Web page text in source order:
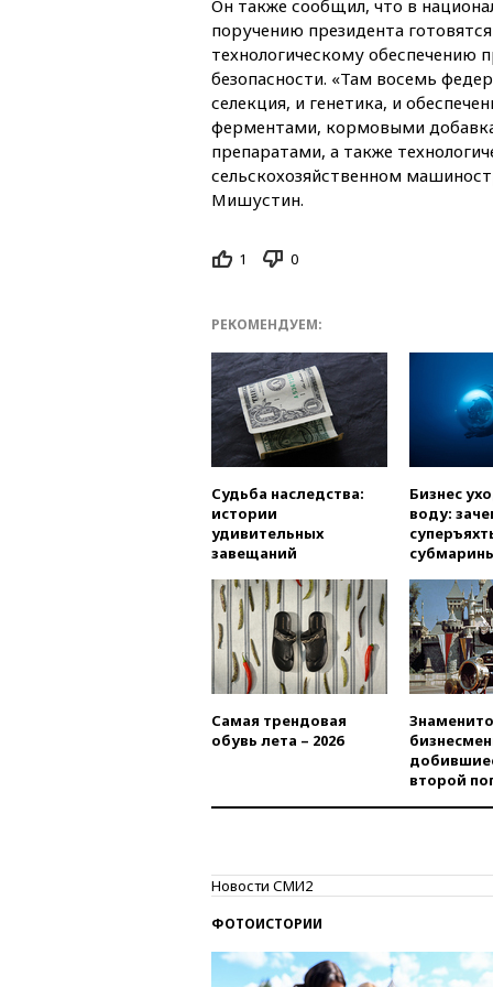
Он также сообщил, что в
поручению президента
технологическому обеспечению
безопасности. «Там восемь
селекция, и генетика, и
ферментами, кормовыми
препаратами, а также
сельскохозяйственном
Мишустин.
1 0
РЕКОМЕНДУЕМ:
Судьба наследства:
истории
удивительных
завещаний
Бизнес
воду:
Самая трендовая
обувь лета – 2026
второй
Новости СМИ2
ФОТОИСТОРИИ